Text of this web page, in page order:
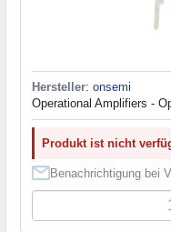
Hersteller: onsemi
Operational Amplifiers -
Produkt ist nicht
Benachrichtigung bei